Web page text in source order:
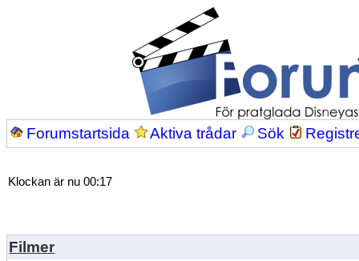
Forumstartsida Aktiva trådar Sök
Klockan är nu 00:17
Filmer